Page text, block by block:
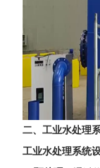
二、工业水处理
工业水处理系统